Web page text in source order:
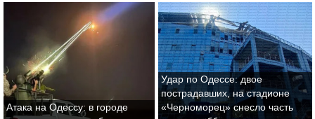
Атака на Одессу: в городе
Удар по Одессе: двое
пострадавших, на стадионе
«Черноморец» снесло часть